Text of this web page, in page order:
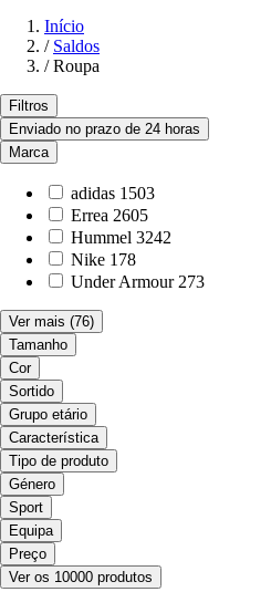
Início
/ Saldos
/ Roupa
Filtros
Enviado no prazo de 24 horas
Marca
adidas 1503
Errea 2605
Hummel 3242
Nike 178
Under Armour 273
Ver mais (76)
Tamanho
Cor
Sortido
Grupo etário
Característica
Tipo de produto
Género
Sport
Equipa
Preço
Ver os 10000 produtos